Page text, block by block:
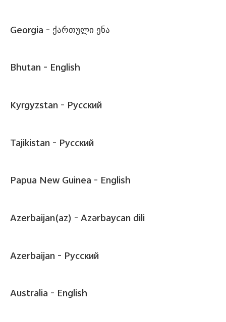
Georgia - ქართული ენა
Bhutan - English
Kyrgyzstan - Pусский
Tajikistan - Pусский
Papua New Guinea - English
Azerbaijan(az) - Azərbaycan dili
Azerbaijan - Pусский
Australia - English